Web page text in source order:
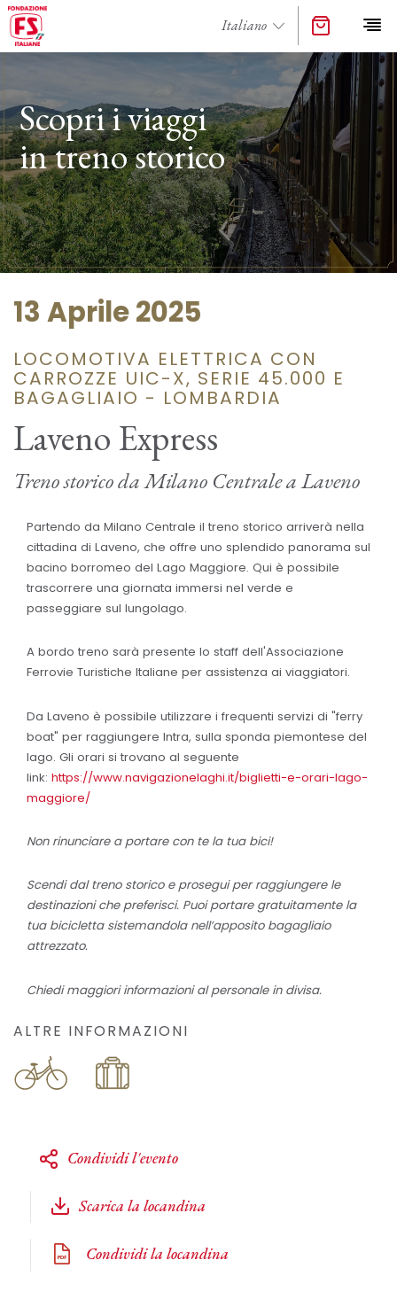
Scopri i viaggi
in treno storico
13 Aprile 2025
LOCOMOTIVA ELETTRICA CON
CARROZZE UIC-X, SERIE 45.000 E
BAGAGLIAIO - LOMBARDIA
Laveno Express
Treno storico da Milano Centrale a Laveno
Partendo da Milano Centrale il treno storico arriverà nella
cittadina di Laveno, che offre uno splendido panorama sul
bacino borromeo del Lago Maggiore. Qui è possibile
trascorrere una giornata immersi nel verde e
passeggiare sul lungolago.
A bordo treno sarà presente lo staff dell'Associazione
Ferrovie Turistiche Italiane per assistenza ai viaggiatori.
Da Laveno è possibile utilizzare i frequenti servizi di "ferry
boat" per raggiungere Intra, sulla sponda piemontese del
lago. Gli orari si trovano al seguente
link: https://www.navigazionelaghi.it/biglietti-e-orari-lago-
maggiore/
Non rinunciare a portare con te la tua bici!
Scendi dal treno storico e prosegui per raggiungere le
destinazioni che preferisci. Puoi portare gratuitamente la
tua bicicletta sistemandola nell’apposito bagagliaio
attrezzato.
Chiedi maggiori informazioni al personale in divisa.
ALTRE INFORMAZIONI
Condividi l'evento
Scarica la locandina
Condividi la locandina